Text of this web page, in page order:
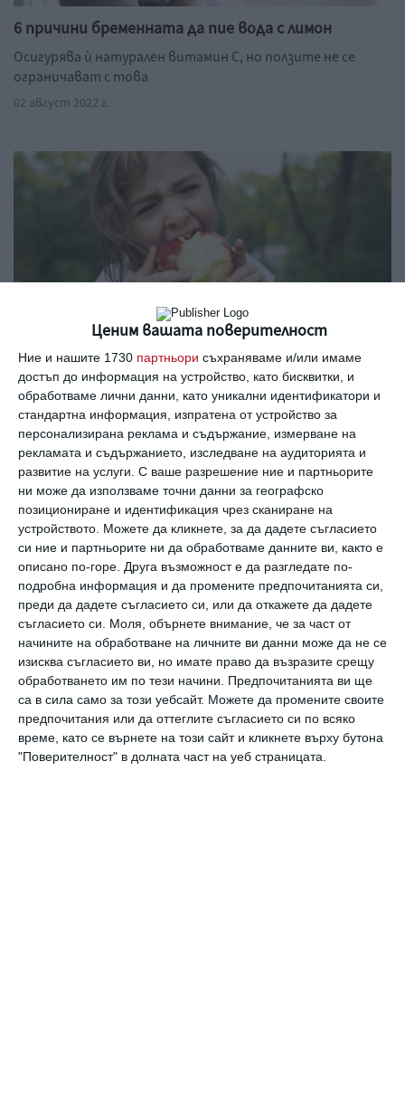
Ценим вашата поверителност
Ние и нашите 1730 партньори съхраняваме и/или имаме
достъп до информация на устройство, като бисквитки, и
обработваме лични данни, като уникални идентификатори и
стандартна информация, изпратена от устройство за
персонализирана реклама и съдържание, измерване на
рекламата и съдържанието, изследване на аудиторията и
развитие на услуги. С ваше разрешение ние и партньорите
ни може да използваме точни данни за географско
позициониране и идентификация чрез сканиране на
устройството. Можете да кликнете, за да дадете съгласието
си ние и партньорите ни да обработваме данните ви, както е
описано по-горе. Друга възможност е да разгледате по-
подробна информация и да промените предпочитанията си,
преди да дадете съгласието си, или да откажете да дадете
съгласието си.
Моля, обърнете внимание, че за част от
начините на обработване на личните ви данни може да не се
изисква съгласието ви, но имате право да възразите срещу
обработването им по тези начини. Предпочитанията ви ще
са в сила само за този уебсайт. Можете да промените своите
предпочитания или да оттеглите съгласието си по всяко
време, като се върнете на този сайт и кликнете върху бутона
"Поверителност" в долната част на уеб страницата.
6 причини бременната да пие вода с лимон
Осигурява ѝ натурален витамин С, но ползите не се
ограничават с това
02 август 2022 г.
10 храни, които ще заздравят детските зъби
И ще изгонят лошия дъх от устата
05 март 2022 г.
Напитки, които развалят зъбите на децата
Киселините в тях рушат емайла и го пигментират
18 юли 2019 г.